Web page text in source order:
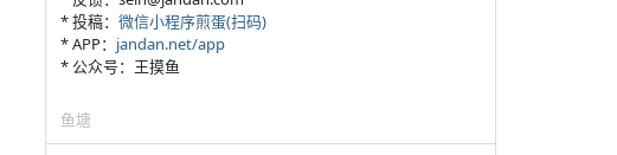
* 投稿： 微信小程序煎蛋(扫码)
* APP： jandan.net/app
* 公众号：王摸鱼
鱼塘